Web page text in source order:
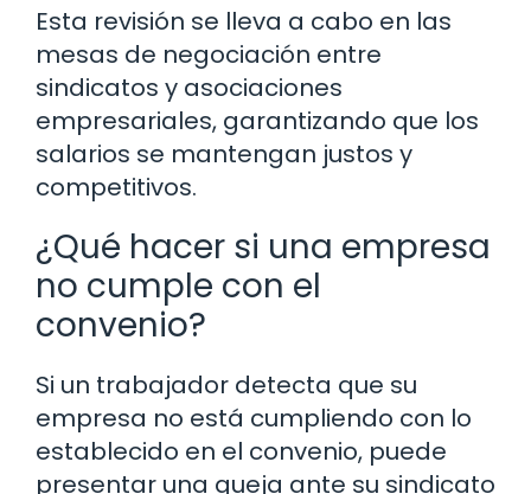
Esta revisión se lleva a cabo en las
mesas de negociación entre
sindicatos y asociaciones
empresariales, garantizando que los
salarios se mantengan justos y
competitivos.
¿Qué hacer si una empresa
no cumple con el
convenio?
Si un trabajador detecta que su
empresa no está cumpliendo con lo
establecido en el convenio, puede
presentar una queja ante su sindicato